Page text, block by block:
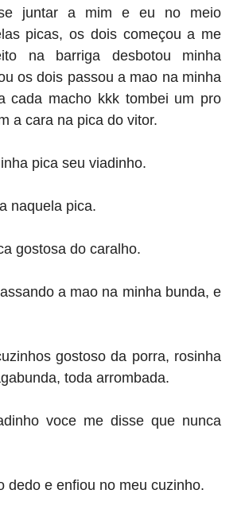
juntar a mim e eu no meio
picas, os dois começou a me
na barriga desbotou minha
os dois passou a mao na minha
cada macho kkk tombei um pro
a cara na pica do vitor.
pica seu viadinho.
naquela pica.
gostosa do caralho.
a mao na minha bunda, e
gostoso da porra, rosinha
toda arrombada.
voce me disse que nunca
dedo e enfiou no meu cuzinho.